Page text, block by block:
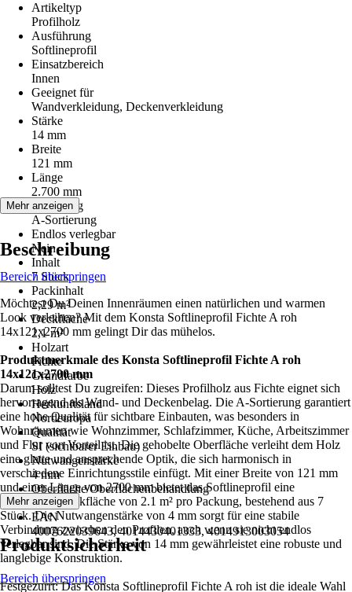
Artikeltyp
Profilholz
Ausführung
Softlineprofil
Einsatzbereich
Innen
Geeignet für
Wandverkleidung, Deckenverkleidung
Stärke
14 mm
Breite
121 mm
Länge
2.700 mm
Sortierung
A-Sortierung
Endlos verlegbar
Nein
Inhalt
7 Stück
Packinhalt
2,29 m²
Deckfläche
2,1 m²
Holzart
Fichte
Grundfarbe
Holz
Herkunftsland
Nordeuropa
Qualität
SI (sichtbarer Einbau)
Nutwangenstärke
4 mm
Oberfläche/Oberflächenbehandlung
Gehobelt
EAN
4007622039643, 4014430401333, 4014913003054
Mehr anzeigen
Beschreibung
Bereich überspringen
Möchtest Du Deinen Innenräumen einen natürlichen und warmen
Look verleihen? Mit dem Konsta Softlineprofil Fichte A roh
14x121x2700 mm gelingt Dir das mühelos.
Produktmerkmale des Konsta Softlineprofil Fichte A roh
14x121x2700 mm
Darum solltest Du zugreifen: Dieses Profilholz aus Fichte eignet sich
hervorragend als Wand- und Deckenbelag. Die A-Sortierung garantiert
eine hohe Qualität für sichtbare Einbauten, was besonders in
Wohnräumen wie Wohnzimmer, Schlafzimmer, Küche, Arbeitszimmer
und Flur von Vorteil ist. Die gehobelte Oberfläche verleiht dem Holz
eine glatte und ansprechende Optik, die sich harmonisch in
verschiedene Einrichtungsstile einfügt. Mit einer Breite von 121 mm
und einer Länge von 2700 mm bietet das Softlineprofil eine
großzügige Deckfläche von 2.1 m² pro Packung, bestehend aus 7
Stück. Die Nutwangenstärke von 4 mm sorgt für eine stabile
Verbindung zwischen den Profilen, auch wenn sie nicht endlos
verlegbar sind. Die Stärke von 14 mm gewährleistet eine robuste und
langlebige Konstruktion.
Festgezurrt: Das Konsta Softlineprofil Fichte A roh ist die ideale Wahl
Mehr anzeigen
Produktsicherheit
Bereich überspringen